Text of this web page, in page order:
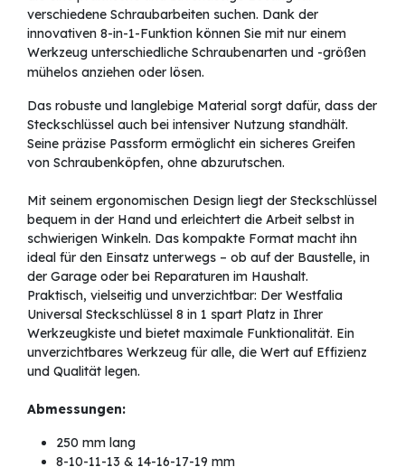
verschiedene Schraubarbeiten suchen. Dank der
innovativen 8-in-1-Funktion können Sie mit nur einem
Werkzeug unterschiedliche Schraubenarten und -größen
mühelos anziehen oder lösen.
Das robuste und langlebige Material sorgt dafür, dass der
Steckschlüssel auch bei intensiver Nutzung standhält.
Seine präzise Passform ermöglicht ein sicheres Greifen
von Schraubenköpfen, ohne abzurutschen.
Mit seinem ergonomischen Design liegt der Steckschlüssel
bequem in der Hand und erleichtert die Arbeit selbst in
schwierigen Winkeln. Das kompakte Format macht ihn
ideal für den Einsatz unterwegs – ob auf der Baustelle, in
der Garage oder bei Reparaturen im Haushalt.
Praktisch, vielseitig und unverzichtbar: Der Westfalia
Universal Steckschlüssel 8 in 1 spart Platz in Ihrer
Werkzeugkiste und bietet maximale Funktionalität. Ein
unverzichtbares Werkzeug für alle, die Wert auf Effizienz
und Qualität legen.
Abmessungen:
250 mm lang
8-10-11-13 & 14-16-17-19 mm